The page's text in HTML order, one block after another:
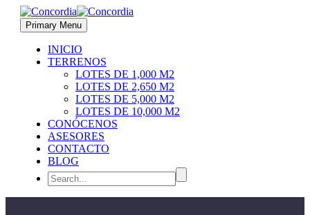
Primary Menu
INICIO
TERRENOS
LOTES DE 1,000 M2
LOTES DE 2,650 M2
LOTES DE 5,000 M2
LOTES DE 10,000 M2
CONÓCENOS
ASESORES
CONTACTO
BLOG